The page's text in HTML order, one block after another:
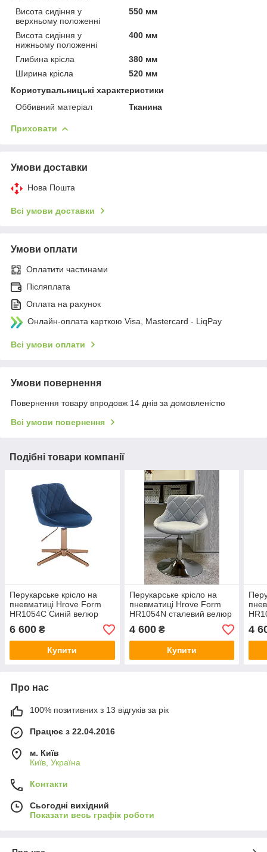
Висота сидіння у
верхньому положенні
550 мм
Висота сидіння у
нижньому положенні
400 мм
Глибина крісла
380 мм
Ширина крісла
520 мм
Користувальницькі характеристики
Оббивний матеріал
Тканина
Приховати
Умови доставки
Нова Пошта
Всі умови доставки
Умови оплати
Оплатити частинами
Післяплата
Оплата на рахунок
Онлайн-оплата карткою Visa, Mastercard - LiqPay
Всі умови оплати
Умови повернення
Повернення товару впродовж 14 днів за домовленістю
Всі умови повернення
Подібні товари компанії
Перукарське крісло на
пневматиці Hrove Form
HR1054C Синій велюр
хрестовина золото
6 600 ₴
Купити
Перукарське крісло на
пневматиці Hrove Form
HR1054N сталевий велюр
4 600₴
Купити
4
Про нас
100% позитивних з 13 відгуків за рік
Працює з 22.04.2016
м. Київ
Київ, Україна
Контакти
Сьогодні вихідний
Показати весь графік роботи